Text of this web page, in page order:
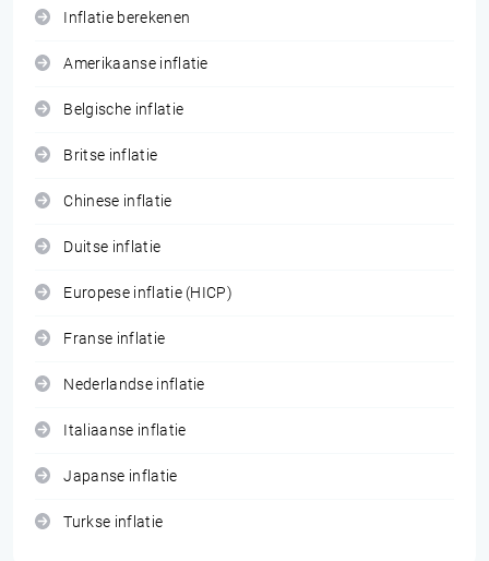
Inflatie berekenen
Amerikaanse inflatie
Belgische inflatie
Britse inflatie
Chinese inflatie
Duitse inflatie
Europese inflatie (HICP)
Franse inflatie
Nederlandse inflatie
Italiaanse inflatie
Japanse inflatie
Turkse inflatie